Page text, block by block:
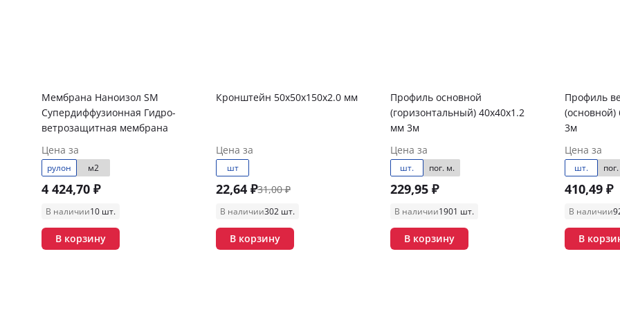
Мембрана Наноизол SM
Супердиффузионная Гидро-
ветрозащитная мембрана
Цена за
рулон м2
4 424,70 ₽
В наличии10 шт.
В корзину
Кронштейн 50х50х150х2.0 мм
Цена за
шт
22,64 ₽31,00 ₽
В наличии302 шт.
В корзину
Профиль основной
(горизонтальный) 40х40х1.2
мм 3м
Цена за
шт. пог. м.
229,95 ₽
В наличии1901 шт.
В корзину
Профиль
(основной) 65х21,5х20х1,2 мм
3м
Цена за
шт.
410,49 ₽
В наличии
В